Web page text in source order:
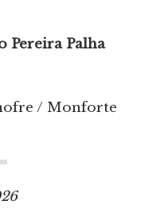
Pereira Palha
/ Monforte